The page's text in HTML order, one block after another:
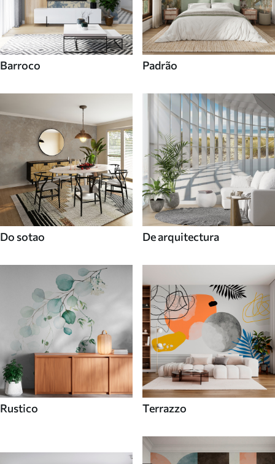
Barroco Padrão
Do sotao De arquitectura
Rustico Terrazzo